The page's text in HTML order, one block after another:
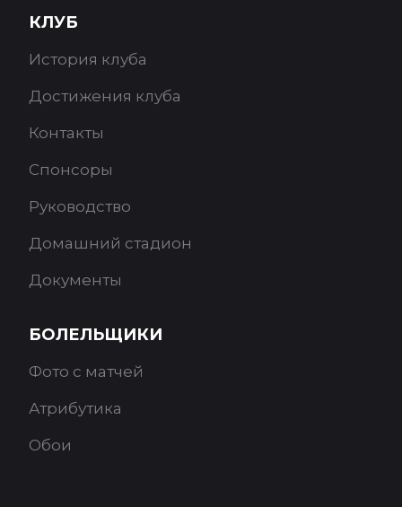
КЛУБ
История клуба
Достижения клуба
Контакты
Спонсоры
Руководство
Домашний стадион
Документы
БОЛЕЛЬЩИКИ
Фото с матчей
Атрибутика
Обои